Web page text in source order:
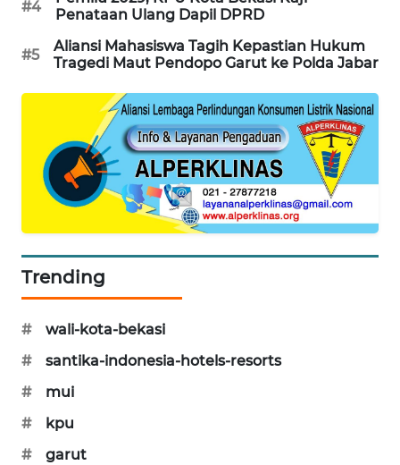
#4
Penataan Ulang Dapil DPRD
#5
Aliansi Mahasiswa Tagih Kepastian Hukum
Tragedi Maut Pendopo Garut ke Polda Jabar
Trending
#
wali-kota-bekasi
#
santika-indonesia-hotels-resorts
#
mui
#
kpu
#
garut
NEWS
KARING
JURNAL
MARITIM
HUMBANG
GARONGGANG
FISUELRI
ENERGI
NEWS